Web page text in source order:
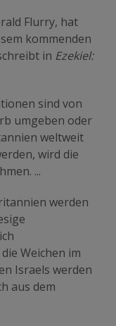
Flurry, hat
kommenden
in Ezekiel:
sind von
umgeben oder
weltweit
wird die
...
werden
Weichen im
Israels werden
aus dem